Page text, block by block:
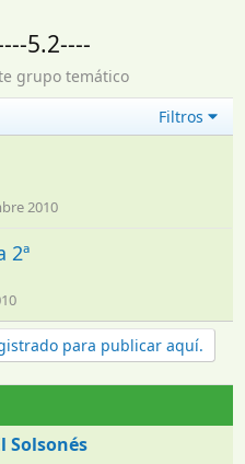
5.2----
grupo temático
Filtros
2010
2ª
para publicar aquí.
Solsonés